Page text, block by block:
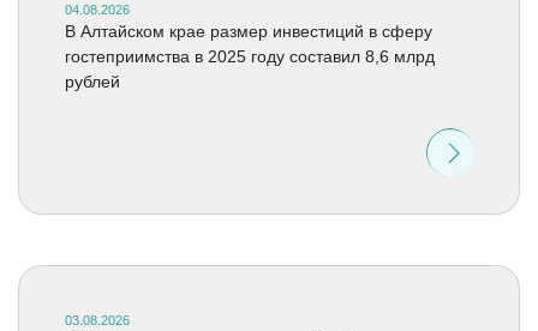
04.08.2026
В Алтайском крае размер инвестиций в сферу
гостеприимства в 2025 году составил 8,6 млрд
рублей
03.08.2026